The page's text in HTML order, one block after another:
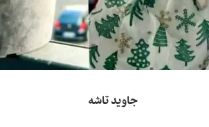
جاوید تاشه